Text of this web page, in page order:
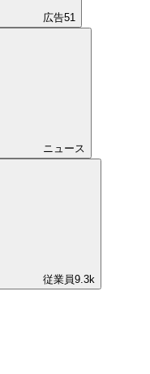
広告51
ニュース
従業員9.3k